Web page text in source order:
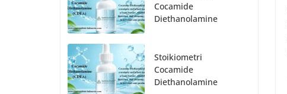
Cocamide
Diethanolamine
Stoikiometri
Cocamide
Diethanolamine